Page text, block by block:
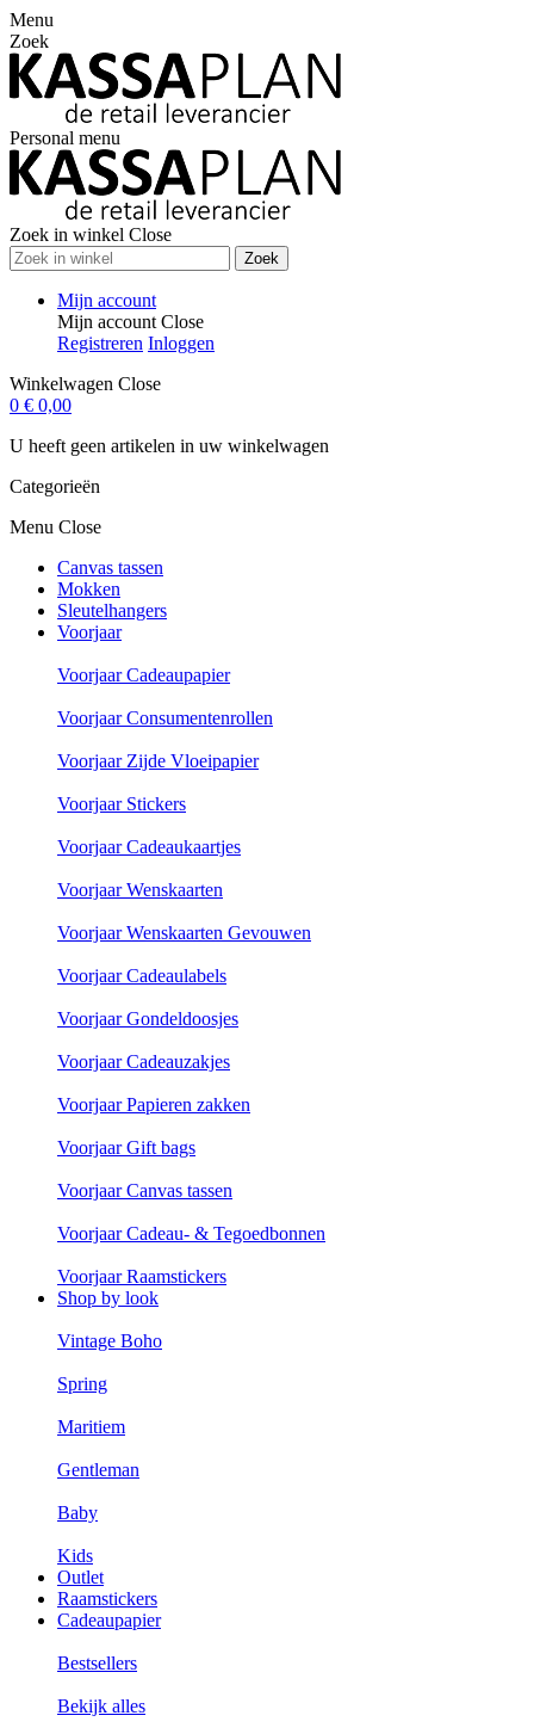
Menu
Zoek
Personal menu
Zoek in winkel Close
Zoek
Mijn account
Mijn account Close
Registreren Inloggen
Winkelwagen Close
0 € 0,00
U heeft geen artikelen in uw winkelwagen
Categorieën
Menu Close
Canvas tassen
Mokken
Sleutelhangers
Voorjaar
Voorjaar Cadeaupapier
Voorjaar Consumentenrollen
Voorjaar Zijde Vloeipapier
Voorjaar Stickers
Voorjaar Cadeaukaartjes
Voorjaar Wenskaarten
Voorjaar Wenskaarten Gevouwen
Voorjaar Cadeaulabels
Voorjaar Gondeldoosjes
Voorjaar Cadeauzakjes
Voorjaar Papieren zakken
Voorjaar Gift bags
Voorjaar Canvas tassen
Voorjaar Cadeau- & Tegoedbonnen
Voorjaar Raamstickers
Shop by look
Vintage Boho
Spring
Maritiem
Gentleman
Baby
Kids
Outlet
Raamstickers
Cadeaupapier
Bestsellers
Bekijk alles